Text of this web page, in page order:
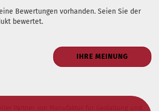
Bewertungen vorhanden. Seien Sie der
bewertet.
IHRE MEINUNG